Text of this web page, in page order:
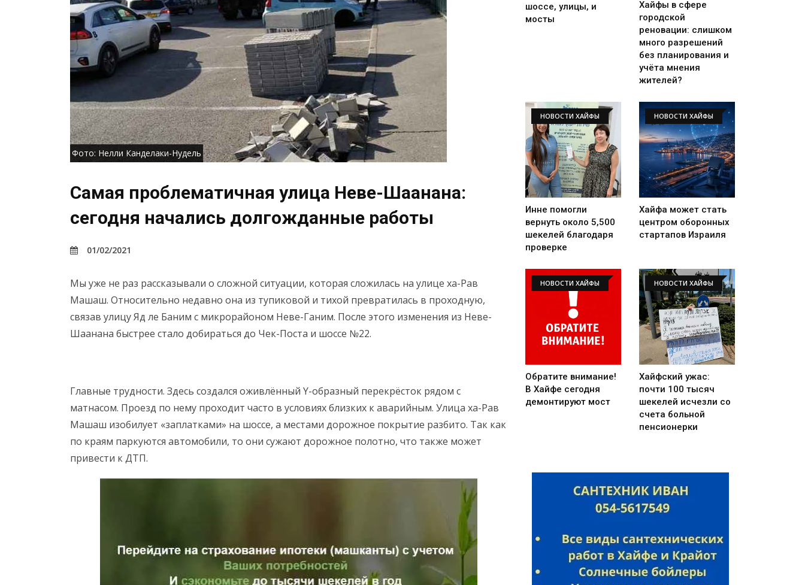
Фото: Нелли Канделаки-Нудель
Самая проблематичная улица Неве-Шаанана:
сегодня начались долгожданные работы
01/02/2021
Мы уже не раз рассказывали о сложной ситуации, которая сложилась на улице ха-Рав
Машаш. Относительно недавно она из тупиковой и тихой превратилась в проходную,
связав улицу Яд ле Баним с микрорайоном Неве-Ганим. После этого изменения из Неве-
Шаанана быстрее стало добираться до Чек-Поста и шоссе №22.
Главные трудности. Здесь создался оживлённый Y-образный перекрёсток рядом с
матнасом. Проезд по нему проходит часто в условиях близких к аварийным. Улица ха-Рав
Машаш изобилует «заплатками» на шоссе, а местами дорожное покрытие разбито. Так как
по краям паркуются автомобили, то они сужают дорожное полотно, что также может
привести к ДТП.
шоссе, улицы, и
мосты
Хайфы в сфере
городской
реновации: слишком
много разрешений
без планирования и
учёта мнения
жителей?
НОВОСТИ ХАЙФЫ
Инне помогли
вернуть около 5,500
шекелей благодаря
проверке
НОВОСТИ ХАЙФЫ
Хайфа может стать
центром оборонных
стартапов Израиля
НОВОСТИ ХАЙФЫ
Обратите внимание!
В Хайфе сегодня
демонтируют мост
НОВОСТИ ХАЙФЫ
Хайфский ужас:
почти 100 тысяч
шекелей исчезли со
счета больной
пенсионерки